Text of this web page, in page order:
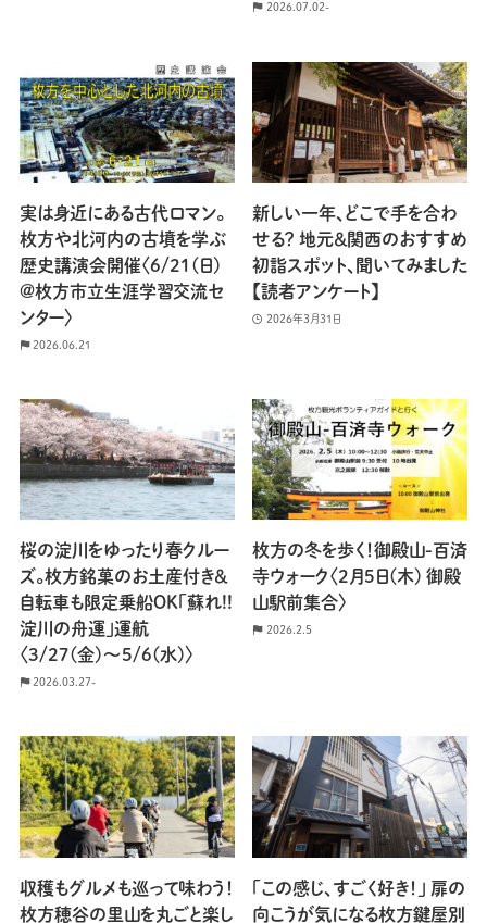
2026.07.02-
実は身近にある古代ロマン。
枚方や北河内の古墳を学ぶ
歴史講演会開催〈6/21(日)
@枚方市立生涯学習交流セ
ンター〉
2026.06.21
新しい一年、どこで手を合わ
せる？ 地元＆関西のおすすめ
初詣スポット、聞いてみました
【読者アンケート】
2026年3月31日
桜の淀川をゆったり春クルー
ズ。枚方銘菓のお土産付き＆
自転車も限定乗船OK「蘇れ!!
淀川の舟運」運航
〈3/27(金)〜5/6(水)〉
2026.03.27-
枚方の冬を歩く！御殿山-百済
寺ウォーク〈2月5日(木) 御殿
山駅前集合〉
2026.2.5
収穫もグルメも巡って味わう！
枚方穂谷の里山を丸ごと楽し
「この感じ、すごく好き！」 扉の
向こうが気になる枚方鍵屋別